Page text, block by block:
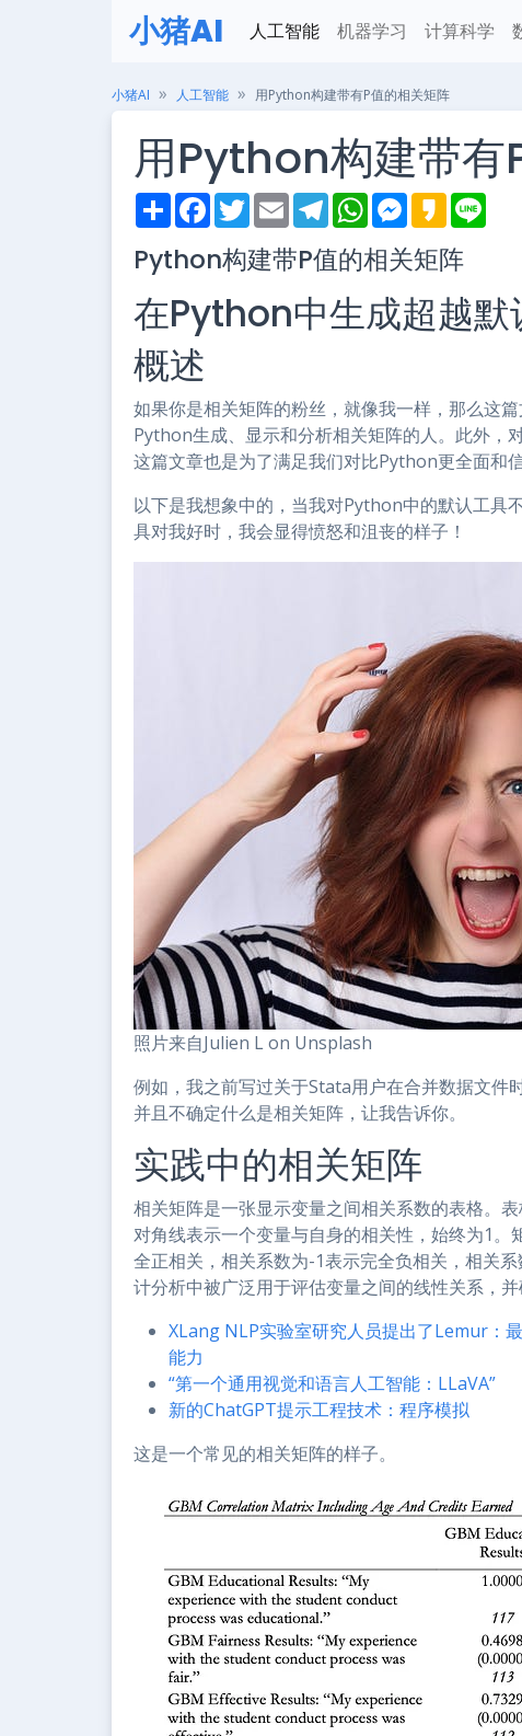
小猪AI 人工智能 机器学习 计算科学
小猪AI 人工智能 用Python构建带有P值的相关矩阵
用Python构建带有
S
h
r
e
F
a
e
b
o
k
T
w
t
t
r
E
m
i
l
T
e
e
g
a
m
W
h
t
s
p
p
M
e
s
e
g
e
K
a
a
o
Python构建带P值的相关矩阵
在Python中生成超越默
概述
如果你是相关矩阵的粉丝，就像我一样，那么这
Python生成、显示和分析相关矩阵的人。此外，
这篇文章也是为了满足我们对比Python更全面和
以下是我想象中的，当我对Python中的默认工具
具对我好时，我会显得愤怒和沮丧的样子！
照片来自Julien L on Unsplash
例如，我之前写过关于Stata用户在合并数据文件
并且不确定什么是相关矩阵，让我告诉你。
实践中的相关矩阵
相关矩阵是一张显示变量之间相关系数的表格。
对角线表示一个变量与自身的相关性，始终为1
全正相关，相关系数为-1表示完全负相关，相关
计分析中被广泛用于评估变量之间的线性关系，并
XLang NLP实验室研究人员提出了Lemur：
能力
“第一个通用视觉和语言人工智能：LLaVA”
新的ChatGPT提示工程技术：程序模拟
这是一个常见的相关矩阵的样子。